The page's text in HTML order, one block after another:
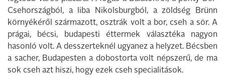
Csehországból, a liba Nikolsburgból, a zöldség Brünn
környékéről származott, osztrák volt a bor, cseh a sör. A
prágai, bécsi, budapesti éttermek választéka nagyon
hasonló volt. A desszerteknél ugyanez a helyzet. Bécsben
a sacher, Budapesten a dobostorta volt népszerű, de ma
sok cseh azt hiszi, hogy ezek cseh specialitások.